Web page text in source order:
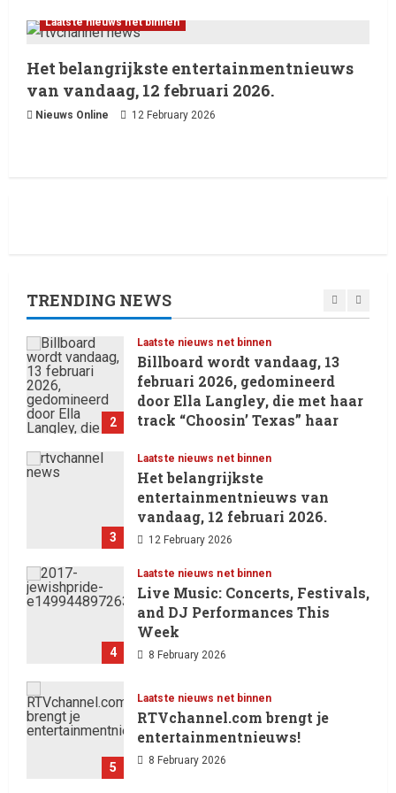
Laatste nieuws net binnen
Het belangrijkste entertainmentnieuws
van vandaag, 12 februari 2026.
Nieuws Online 12 February 2026
TRENDING NEWS
4
Live Music: Concerts, Festivals,
and DJ Performances This
Laatste nieuws net binnen
1
2
Laatste nieuws net binnen
Billboard wordt vandaag, 13
februari 2026, gedomineerd
door Ella Langley, die met haar
track “Choosin’ Texas” haar
Hot 100 heeft behaald.
13 February 2026
3
Laatste nieuws net binnen
Het belangrijkste
entertainmentnieuws van
vandaag, 12 februari 2026.
12 February 2026
4
Laatste nieuws net binnen
Live Music: Concerts, Festivals,
and DJ Performances This
Week
8 February 2026
5
Laatste nieuws net binnen
RTVchannel.com brengt je
entertainmentnieuws!
8 February 2026